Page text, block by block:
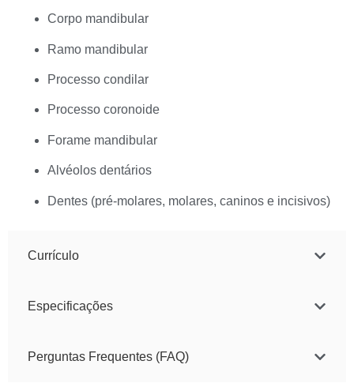
Currículo
Especificações
Perguntas Frequentes (FAQ)
Corpo mandibular
Ramo mandibular
Processo condilar
Processo coronoide
Forame mandibular
Alvéolos dentários
Dentes (pré-molares, molares, caninos e incisivos)